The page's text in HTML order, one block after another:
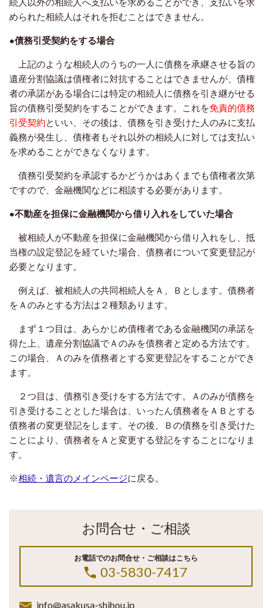
められた相続人はそれを拒むことはできません。
●債務引受契約をする場合
上記のような相続人のうちの一人に債務を承継させる旨の
遺産分割協議は債権者に対抗することはできませんが、債権
者の承諾がある場合には特定の相続人に債務を引き継がせる
旨の債務引受契約をすることができます。これを免責的債務
引受契約といい、その後は、債務を引き受けた人のみに支払
義務が発生し、債権者もそれ以外の相続人に対しては支払い
を求めることができなくなります。
債務引受契約を承認するかどうかはあくまでも債権者次第
ですので、金融機関などに相談する必要があります。
●不動産を担保に金融機関から借り入れをしていた場合
被相続人が不動産を担保に金融機関から借り入れをし、抵
当権の設定登記を経ていた場合、債務者について変更登記が
必要となります。
例えば、被相続人の共同相続人をＡ、Ｂとします。債務者
をＡのみとする方法は２種類あります。
まず１つ目は、あらかじめ債権者である金融機関の承諾を
得た上、遺産分割協議でＡのみを債務者と定める方法です。
この場合、Ａのみを債務者とする変更登記をすることができ
ます。
２つ目は、債務引き受けをする方法です。Ａのみが債務を
引き受けることとした場合は、いったん債務者をＡＢとする
債務者の変更登記をします。その後、Ｂの債務を引き受けた
ことにより、債務者をＡと変更する登記をすることになりま
す。
※相続・遺言のメインページに戻る。
お問合せ・ご相談
お電話でのお問合せ・ご相談はこちら
03-5830-7417
info@asakusa-shihou.jp